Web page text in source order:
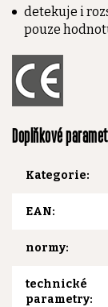
detekuje i
pouze
Doplňkové
Kategorie:
EAN:
normy:
technické
parametry: